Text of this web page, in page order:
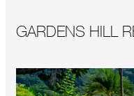
GARDENS HILL